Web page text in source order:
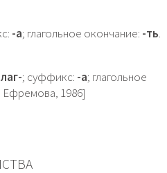
-а; глагольное окончание: -ть.
; суффикс: -а; глагольное
Ефремова, 1986]